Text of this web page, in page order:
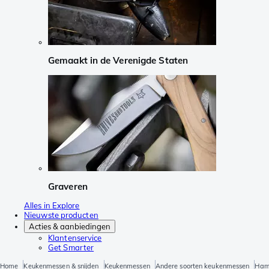
Gemaakt in de Verenigde Staten
Graveren
Alles in Explore
Nieuwste producten
Acties & aanbiedingen
Klantenservice
Get Smarter
Home Keukenmessen & snijden Keukenmessen Andere soorten keukenmessen